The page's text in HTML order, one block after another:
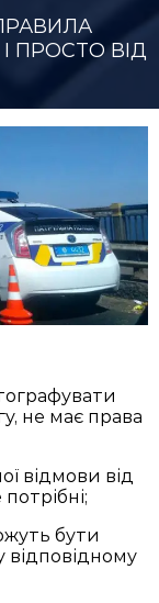
ПРОСТО ВІД
не має права
відмови від
бути
відповідному